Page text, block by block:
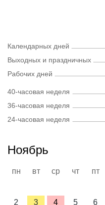
Календарных дней
Выходных и праздничных
Рабочих дней
40-часовая неделя
36-часовая неделя
24-часовая неделя
Ноябрь
пн вт ср чт пт
2
3 4 5 6